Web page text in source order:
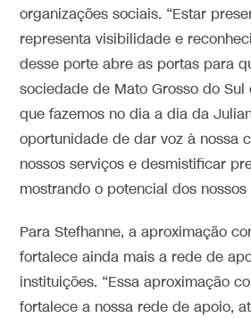
organizações sociais. “Estar
representa visibilidade e
desse porte abre as portas para
sociedade de Mato Grosso do
que fazemos no dia a dia da
oportunidade de dar voz à nossa
nossos serviços e desmistificar
mostrando o potencial dos nossos
Para Stefhanne, a aproximação
fortalece ainda mais a rede de
instituições. “Essa aproximação
fortalece a nossa rede de apoio,